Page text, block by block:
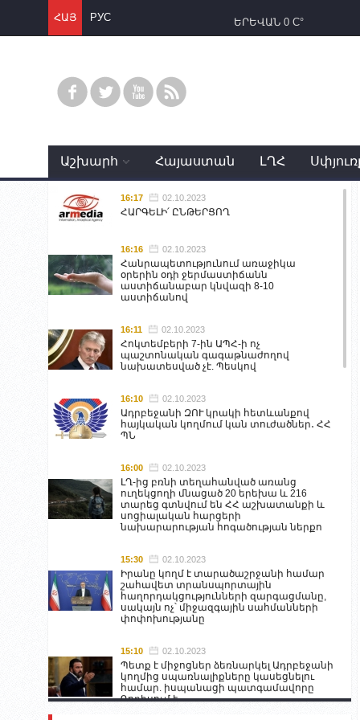
ՀԱՅ РУС ԵՐԵՎԱՆ 0 C°
Աշխարհ Հայաստան ԼՂՀ
16:17 02.10.2023
ՀԱՐԳԵԼԻ՛ ԸՆԹԵՐՑՈՂ
16:16 02.10.2023
Հանրապետությունում առաջիկա
օրերին օդի ջերմաստիճանն
աստիճանաբար կնվազի 8-10
աստիճանով
16:11 02.10.2023
Հոկտեմբերի 7-ին ԱՊՀ-ի ոչ
պաշտոնական գագաթնաժողով
նախատեսված չէ. Պեսկով
16:10 02.10.2023
Ադրբեջանի ԶՈՒ կրակի հետևանքով
հայկական կողմում կան տուժածներ․ ՀՀ
ՊՆ
16:00 02.10.2023
ԼՂ-ից բռնի տեղահանված առանց
ուղեկցողի մնացած 20 երեխա և 216
տարեց գտնվում են ՀՀ աշխատանքի և
սոցիալական հարցերի
նախարարության հոգածության ներքո
15:30 02.10.2023
Իրանը կողմ է տարածաշրջանի համար
շահավետ տրանսպորտային
հաղորդակցությունների զարգացմանը,
սակայն ոչ՝ միջազգային սահմանների
փոփոխությանը
15:10 02.10.2023
Պետք է միջոցներ ձեռնարկել Ադրբեջանի
կողմից սպառնալիքները կասեցնելու
համար. իսպանացի պատգամավորը
Գորիսում է